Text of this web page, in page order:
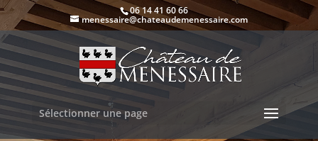
06 14 41 60 66
menessaire@chateaudemenessaire.com
Sélectionner une page